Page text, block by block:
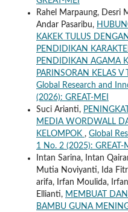
Rahel Marpaung, Desri
Andar Pasaribu,
KAKEK TULUS
PENDIDIKAN
PENDIDIKAN AGAMA
PARINSORAN KELAS
Global Research and
(2026): GREAT-MEI
Suci Arianti,
MEDIA WORDWALL
KELOMPOK , Global
1 No. 2 (2025): GREAT-
Intan Sarina, Intan
Mutia Noviyanti, Ida
arifa, Irfan Moulida,
Ellianti, MEMBUAT
BAMBU GUNA